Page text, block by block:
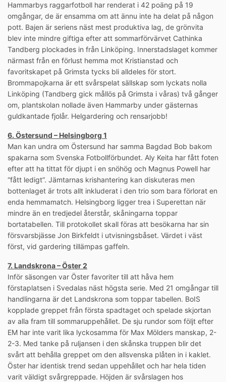
Hammarbys raggarfotboll har renderat i 42 poäng på 19
omgångar, de är ensamma om att ännu inte ha delat på någon
pott. Bajen är seriens näst mest produktiva lag, de grönvita
blev inte mindre giftiga efter att sommarförvärvet Cathinka
Tandberg plockades in från Linköping. Innerstadslaget kommer
närmast från en förlust hemma mot Kristianstad och
favoritskapet på Grimsta tycks bli alldeles för stort.
Brommapojkarna är ett svårspelat sällskap som lyckats nolla
Linköping (Tandberg gick mållös på Grimsta i våras) två gånger
om, plantskolan nollade även Hammarby under gästernas
guldkantade fjolår. Helgardering och rensarjobb!
6. Östersund – Helsingborg 1
Man kan undra om Östersund har samma Bagdad Bob bakom
spakarna som Svenska Fotbollförbundet. Aly Keita har fått foten
efter att ha tittat för djupt i en snöhög och Magnus Powell har
“fått ledigt”. Jämtarnas krishantering kan diskuteras men
bottenlaget är trots allt inkluderat i den trio som bara förlorat en
enda hemmamatch. Helsingborg ligger trea i Superettan när
mindre än en tredjedel återstår, skåningarna toppar
bortatabellen. Till protokollet skall föras att besökarna har sin
försvarsbjässe Jon Birkfeldt i utvisningsbåset. Värdet i väst
först, vid gardering tillämpas gaffeln.
7. Landskrona – Öster 2
Inför säsongen var Öster favoriter till att håva hem
förstaplatsen i Svedalas näst högsta serie. Med 21 omgångar till
handlingarna är det Landskrona som toppar tabellen. BoIS
kopplade greppet från första spadtaget och spelade skjortan
av alla fram till sommaruppehållet. De sju rundor som följt efter
EM har inte varit lika lyckosamma för Max Mölders manskap, 2-
2-3. Med tanke på ruljansen i den skånska truppen blir det
svårt att behålla greppet om den allsvenska plåten in i kaklet.
Öster har identisk trend sedan uppehållet och har hela tiden
varit väldigt svårgreppade. Höjden är svårslagen hos